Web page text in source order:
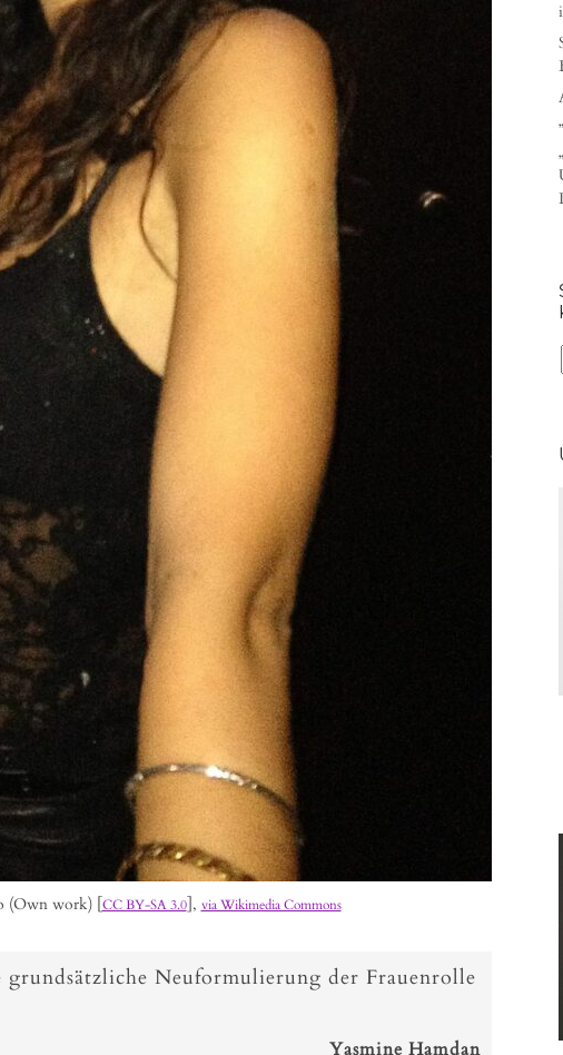
(Own work) [CC BY-SA 3.0], via Wikimedia Commons
Neuformulierung der Frauenrolle
Yasmine Hamdan